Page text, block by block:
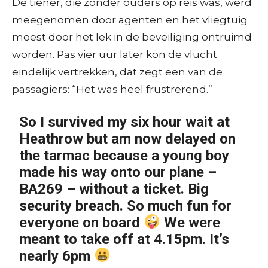
meegenomen door agenten en het vliegtuig
moest door het lek in de beveiliging ontruimd
worden. Pas vier uur later kon de vlucht
eindelijk vertrekken, dat zegt een van de
passagiers: “Het was heel frustrerend.”
So I survived my six hour wait at
Heathrow but am now delayed on
the tarmac because a young boy
made his way onto our plane –
BA269 – without a ticket. Big
security breach. So much fun for
everyone on board
We were
meant to take off at 4.15pm. It’s
nearly 6pm